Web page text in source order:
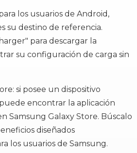
los usuarios de Android,
su destino de referencia.
para descargar la
su configuración de carga sin
si posee un dispositivo
encontrar la aplicación
Samsung Galaxy Store. Búscalo
diseñados
los usuarios de Samsung.